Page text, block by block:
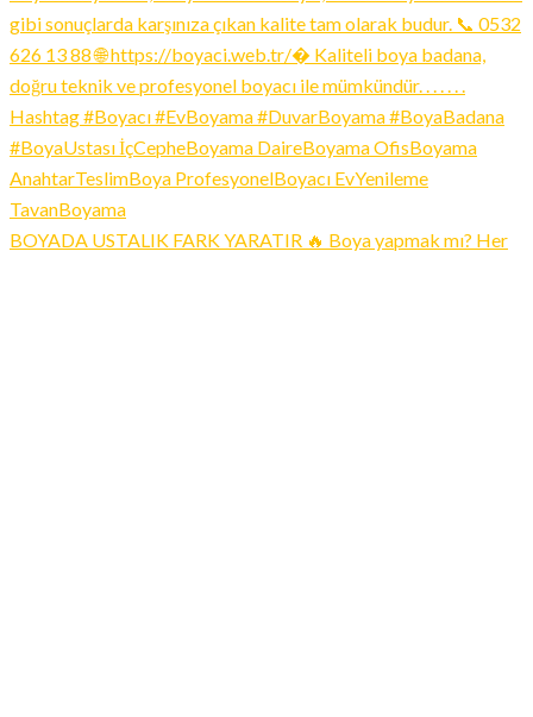
BOYADA USTALIK FARK YARATIR 🔥 Boya yapmak mı? Her